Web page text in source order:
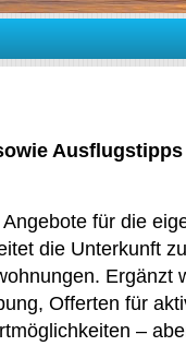
Ausflugstipps
für die
die Unterkunft
Ergänzt
Offerten für
–